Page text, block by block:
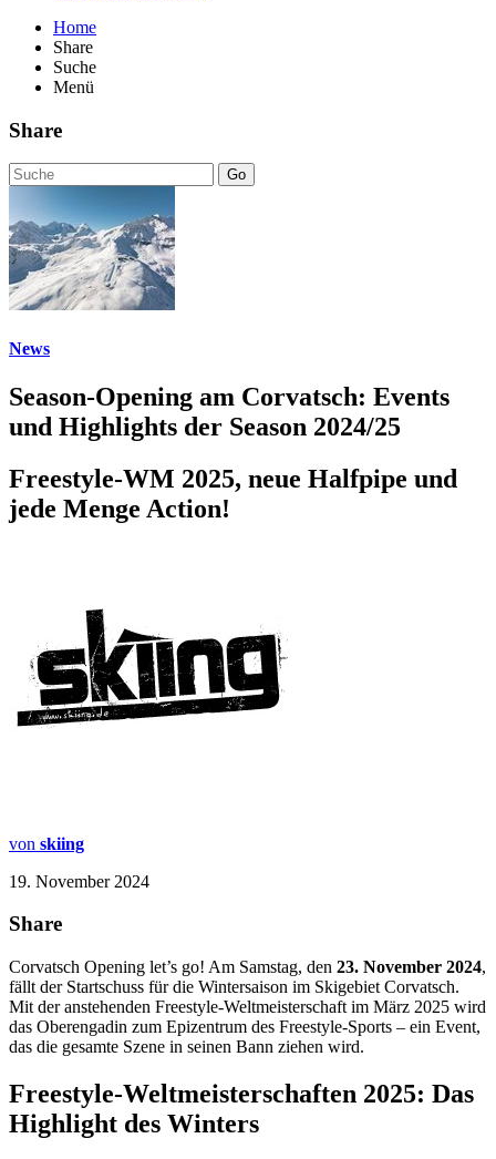
Home
Share
Suche
Menü
Share
Go
News
Season-Opening am Corvatsch: Events
und Highlights der Season 2024/25
Freestyle-WM 2025, neue Halfpipe und
jede Menge Action!
von skiing
19. November 2024
Share
Corvatsch Opening let’s go! Am Samstag, den 23. November 2024,
fällt der Startschuss für die Wintersaison im Skigebiet Corvatsch.
Mit der anstehenden Freestyle-Weltmeisterschaft im März 2025 wird
das Oberengadin zum Epizentrum des Freestyle-Sports – ein Event,
das die gesamte Szene in seinen Bann ziehen wird.
Freestyle-Weltmeisterschaften 2025: Das
Highlight des Winters